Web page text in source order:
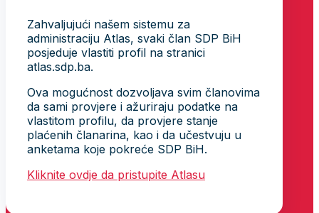
Zahvaljujući našem sistemu za
administraciju Atlas, svaki član SDP BiH
posjeduje vlastiti profil na stranici
atlas.sdp.ba.
Ova mogućnost dozvoljava svim članovima
da sami provjere i ažuriraju podatke na
vlastitom profilu, da provjere stanje
plaćenih članarina, kao i da učestvuju u
anketama koje pokreće SDP BiH.
Kliknite ovdje da pristupite Atlasu